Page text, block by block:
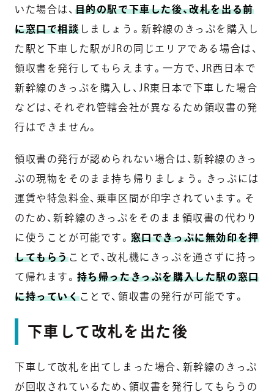
いた場合は、 目的の駅で下車した後、改札を出る前
に窓口で相談しましょう。新幹線のきっぷを購入し
た駅と下車した駅がJRの同じエリアである場合は、
領収書を発行してもらえます。一方で、JR西日本で
新幹線のきっぷを購入し、JR東日本で下車した場合
などは、それぞれ管轄会社が異なるため領収書の発
行はできません。
領収書の発行が認められない場合は、新幹線のきっ
ぷの現物をそのまま持ち帰りましょう。きっぷには
運賃や特急料金、乗車区間が印字されています。そ
のため、新幹線のきっぷをそのまま領収書の代わり
に使うことが可能です。 窓口できっぷに無効印を押
してもらうことで、改札機にきっぷを通さずに持っ
て帰れます。 持ち帰ったきっぷを購入した駅の窓口
に持っていくことで、領収書の発行が可能です。
下車して改札を出た後
下車して改札を出てしまった場合、新幹線のきっぷ
が回収されているため、領収書を発行してもらうの